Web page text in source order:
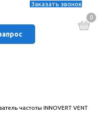
Заказать звонок
0
частоты INNOVERT VENT